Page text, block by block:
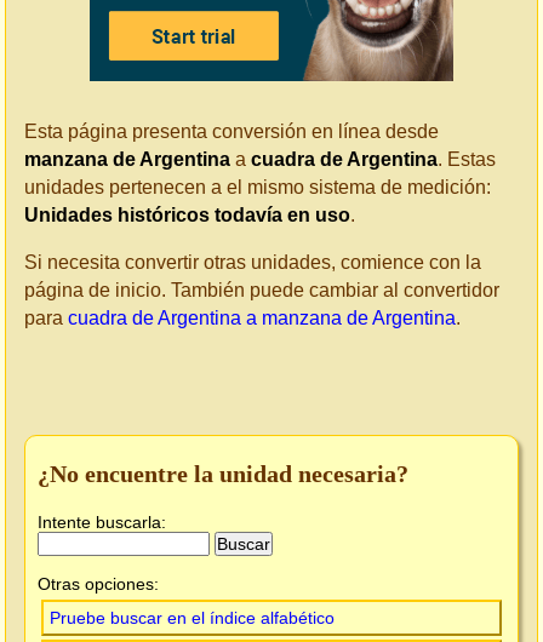
Esta página presenta conversión en línea desde
manzana de Argentina a cuadra de Argentina. Estas
unidades pertenecen a el mismo sistema de medición:
Unidades históricos todavía en uso.
Si necesita convertir otras unidades, comience con la
página de inicio. También puede cambiar al convertidor
para cuadra de Argentina a manzana de Argentina.
¿No encuentre la unidad necesaria?
Intente buscarla:
Otras opciones:
Pruebe buscar en el índice alfabético